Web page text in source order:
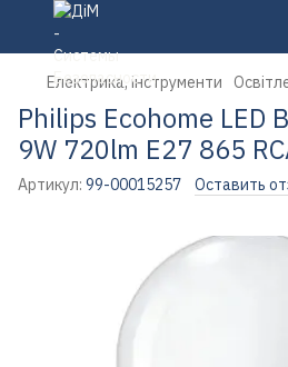
Електрика, інструменти
Philips Ecohome LED
9W 720lm E27 865
Артикул: 99-00015257 Оставить